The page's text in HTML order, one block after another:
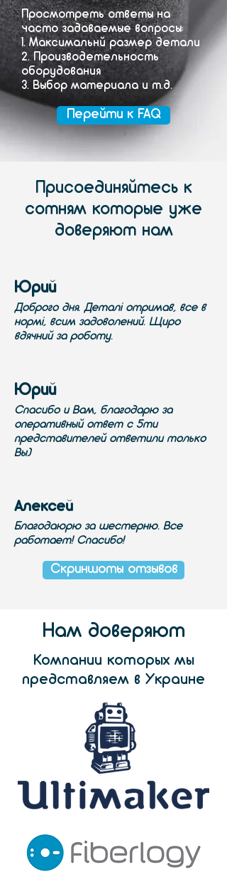
Просмотреть ответы на
часто задаваемые вопросы:
1. Максимальнй размер детали
2. Производетельность
оборудования
3. Выбор материала и т.д.
Перейти к FAQ
Присоединяйтесь к
сотням которые уже
доверяют нам
Юрий
Доброго дня. Деталі отримав, все в
нормі, всим задоволений. Щиро
вдячний за роботу.
Юрий
Спасибо и Вам, благодарю за
оперативный ответ с 5ти
представителей ответили только
Вы)
Алексей
Благодаюрю за шестерню. Все
работает! Спасибо!
Скриншоты отзывов
Нам доверяют
Компании которых мы
представляем в Украине